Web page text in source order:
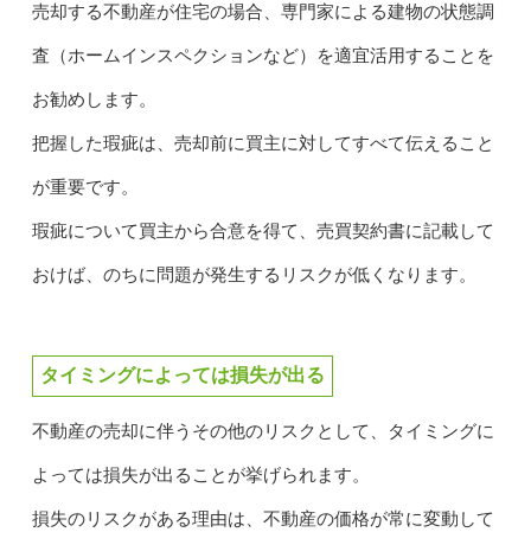
売却する不動産が住宅の場合、専門家による建物の状態調
査（ホームインスペクションなど）を適宜活用することを
お勧めします。
把握した瑕疵は、売却前に買主に対してすべて伝えること
が重要です。
瑕疵について買主から合意を得て、売買契約書に記載して
おけば、のちに問題が発生するリスクが低くなります。
タイミングによっては損失が出る
不動産の売却に伴うその他のリスクとして、タイミングに
よっては損失が出ることが挙げられます。
損失のリスクがある理由は、不動産の価格が常に変動して